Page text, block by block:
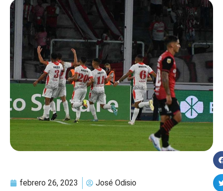
febrero 26, 2023 José Odisio